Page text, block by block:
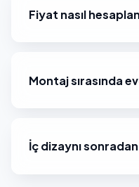
Fiyat nasıl
Montaj sırasında
İç dizaynı